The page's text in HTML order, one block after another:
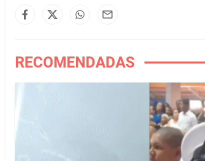
RECOMENDADAS